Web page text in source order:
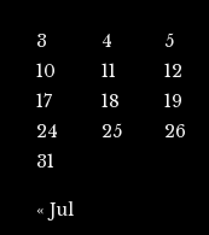
3
4 5
10
11 12
17
18 19
24
25 26
31
« Jul